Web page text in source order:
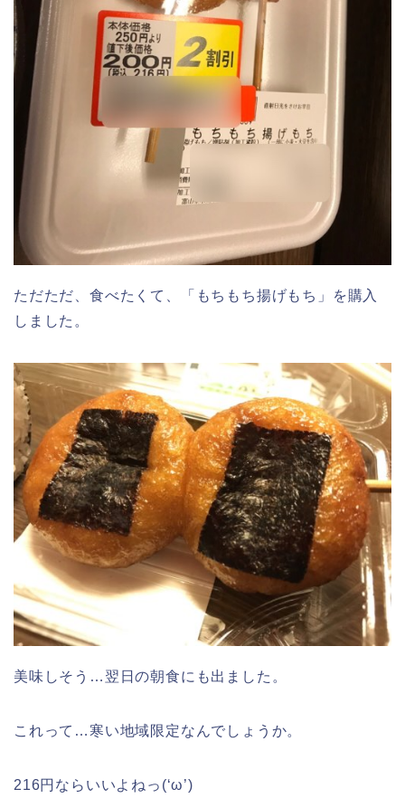
ただただ、食べたくて、「もちもち揚げもち」を購入
しました。
美味しそう…翌日の朝食にも出ました。
これって…寒い地域限定なんでしょうか。
216円ならいいよねっ(‘ω’)